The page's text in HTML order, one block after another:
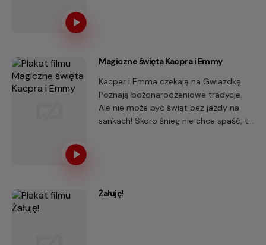
Magiczne święta Kacpra i Emmy
Kacper i Emma czekają na Gwiazdkę.
Poznają bożonarodzeniowe tradycje.
Ale nie może być świąt bez jazdy na
sankach! Skoro śnieg nie chce spaść, to
Żałuję!